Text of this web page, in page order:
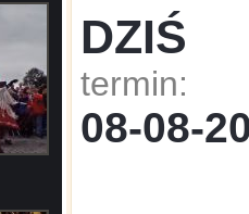
DZIŚ
termin:
08-08-